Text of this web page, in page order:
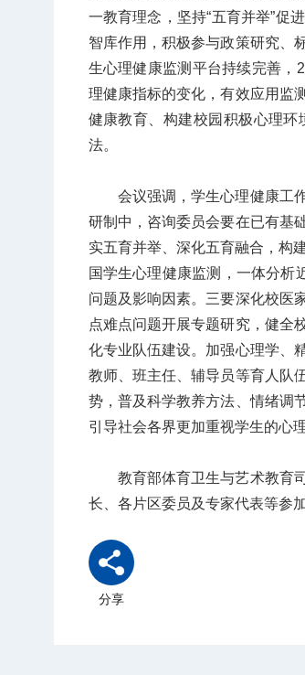
一教育理念，坚持“五育并举”促
智库作用，积极参与政策研究、
生心理健康监测平台持续完善，
理健康指标的变化，有效应用监
健康教育、构建校园积极心理
法。
会议强调，学生心理健康工
研制中，咨询委员会要在已有基
实五育并举、深化五育融合，构
国学生心理健康监测，一体分析
问题及影响因素。三要深化校医
点难点问题开展专题研究，健全
化专业队伍建设。加强心理学、
教师、班主任、辅导员等育人队
势，普及科学教养方法、情绪调
引导社会各界更加重视学生的心
教育部体育卫生与艺术教育
长、各片区委员及专家代表等参加
分享